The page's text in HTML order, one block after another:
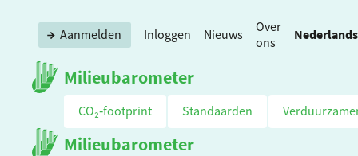
Milieubarometer
Aanmelden Inloggen Nieuws
Over
ons
Nederlands
CO₂‑footprint Standaarden
Milieubarometer